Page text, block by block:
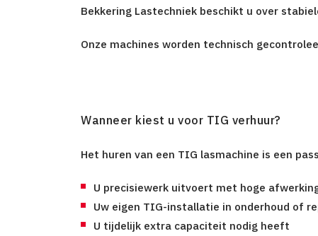
Bekkering Lastechniek beschikt u over
Onze machines worden technisch
Wanneer kiest u voor TIG verhuur?
Het huren van een TIG lasmachine is een
U precisiewerk uitvoert met hoge
Uw eigen TIG-installatie in onderhoud of
U tijdelijk extra capaciteit nodig heeft